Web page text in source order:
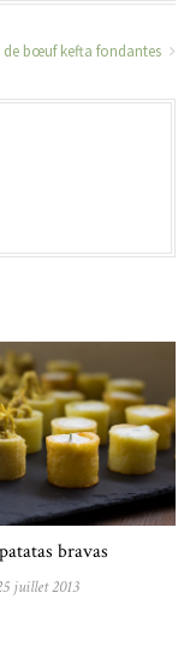
de bœuf kefta fondantes
bravas
juillet 2013